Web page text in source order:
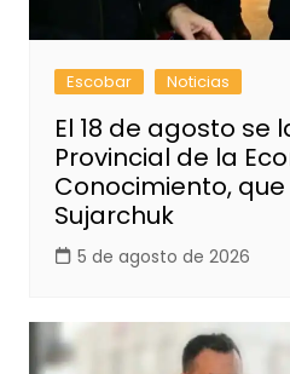
Escobar Noticias
El 18 de agosto se
Provincial de la
Conocimiento,
Sujarchuk
5 de agosto de 2026